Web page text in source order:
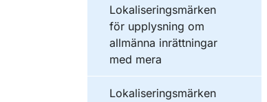
Lokaliseringsmärken
för upplysning om
allmänna inrättningar
med mera
Lokaliseringsmärken